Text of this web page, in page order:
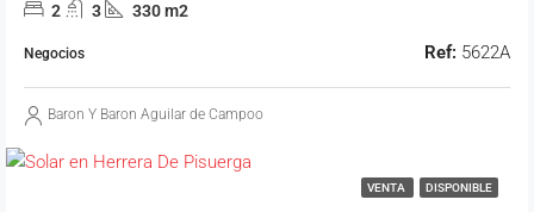
2 3 330 m2
Negocios Ref: 5622A
Baron Y Baron Aguilar de Campoo
VENTA DISPONIBLE